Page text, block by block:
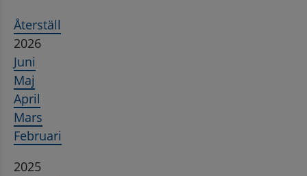
Återställ
2026
Juni
Maj
April
Mars
Februari
2025